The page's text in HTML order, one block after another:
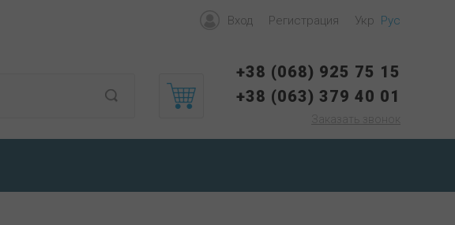
Вход Регистрация Укр Рус
+38 (068) 925 75 15
+38 (063) 379 40 01
Заказать звонок